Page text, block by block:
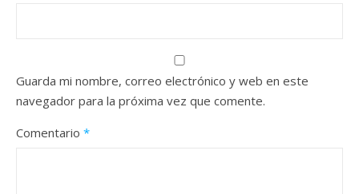
Guarda mi nombre, correo electrónico y web en este
navegador para la próxima vez que comente.
Comentario *